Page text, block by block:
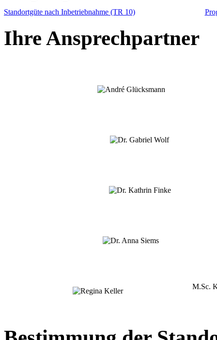
Standortgüte nach Inbetriebnahme (TR 10)
Ihre Ansprechpartner
M.Sc.